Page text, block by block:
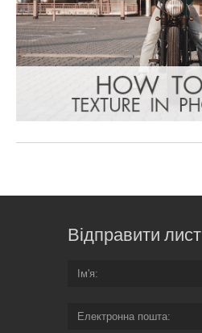
Відправити лист
Ім'я
Електронна пошта